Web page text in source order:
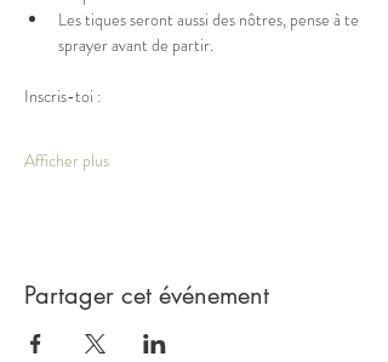
Les tiques seront aussi des nôtres, pense à te
sprayer avant de partir.
Inscris-toi :
Afficher plus
Partager cet événement